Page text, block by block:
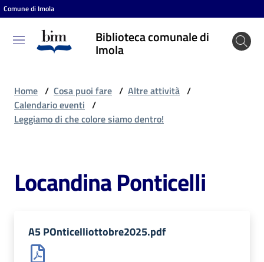
Vai al contenuto
Vai alla navigazione
Vai al footer
Comune di Imola
Biblioteca comunale di
Imola
Biblioteca
comunale
Cosa
puoi
Scopri
Home / Cosa puoi fare / Altre attività /
Calendario eventi /
Leggiamo di che colore siamo dentro!
Locandina Ponticelli
A5 POnticelliottobre2025.pdf